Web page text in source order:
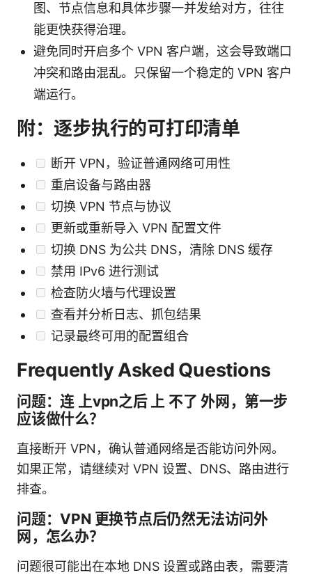
图、节点信息和具体步骤一并发给对方，往往
能更快获得治理。
避免同时开启多个 VPN 客户端，这会导致端口
冲突和路由混乱。只保留一个稳定的 VPN 客户
端运行。
附：逐步执行的可打印清单
断开 VPN，验证普通网络可用性
重启设备与路由器
切换 VPN 节点与协议
更新或重新导入 VPN 配置文件
切换 DNS 为公共 DNS，清除 DNS 缓存
禁用 IPv6 进行测试
检查防火墙与代理设置
查看并分析日志、抓包结果
记录最终可用的配置组合
Frequently Asked Questions
问题：连 上vpn之后 上 不了 外网，第一步
应该做什么？
直接断开 VPN，确认普通网络是否能访问外网。
如果正常，请继续对 VPN 设置、DNS、路由进行
排查。
问题：VPN 更换节点后仍然无法访问外
网，怎么办？
问题很可能出在本地 DNS 设置或路由表，需要清